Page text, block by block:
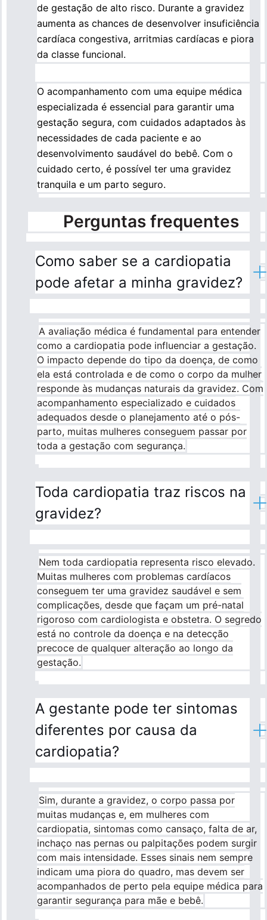
de gestação de alto risco. Durante a gravidez
aumenta as chances de desenvolver insuficiência
cardíaca congestiva, arritmias cardíacas e piora
da classe funcional.
O acompanhamento com uma equipe médica
especializada é essencial para garantir uma
gestação segura, com cuidados adaptados às
necessidades de cada paciente e ao
desenvolvimento saudável do bebê. Com o
cuidado certo, é possível ter uma gravidez
tranquila e um parto seguro.
Perguntas frequentes
Como saber se a cardiopatia
pode afetar a minha gravidez?
A avaliação médica é fundamental para entender
como a cardiopatia pode influenciar a gestação.
O impacto depende do tipo da doença, de como
ela está controlada e de como o corpo da mulher
responde às mudanças naturais da gravidez. Com
acompanhamento especializado e cuidados
adequados desde o planejamento até o pós-
parto, muitas mulheres conseguem passar por
toda a gestação com segurança.
Toda cardiopatia traz riscos na
gravidez?
Nem toda cardiopatia representa risco elevado.
Muitas mulheres com problemas cardíacos
conseguem ter uma gravidez saudável e sem
complicações, desde que façam um pré-natal
rigoroso com cardiologista e obstetra. O segredo
está no controle da doença e na detecção
precoce de qualquer alteração ao longo da
gestação.
A gestante pode ter sintomas
diferentes por causa da
cardiopatia?
Sim, durante a gravidez, o corpo passa por
muitas mudanças e, em mulheres com
cardiopatia, sintomas como cansaço, falta de ar,
inchaço nas pernas ou palpitações podem surgir
com mais intensidade. Esses sinais nem sempre
indicam uma piora do quadro, mas devem ser
acompanhados de perto pela equipe médica para
garantir segurança para mãe e bebê.